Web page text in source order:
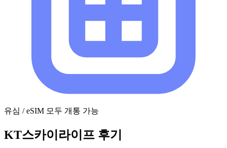
유심 / eSIM 모두 개통 가능
KT스카이라이프 후기